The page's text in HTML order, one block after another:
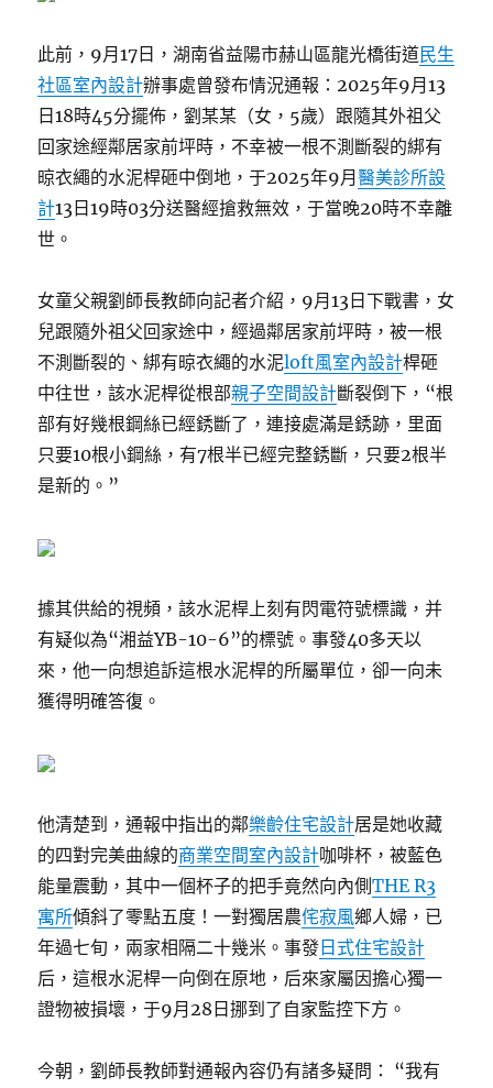
此前，9月17日，湖南省益陽市赫山區龍光橋街道民生
社區室內設計辦事處曾發布情況通報：2025年9月13
日18時45分擺佈，劉某某（女，5歲）跟隨其外祖父
回家途經鄰居家前坪時，不幸被一根不測斷裂的綁有
晾衣繩的水泥桿砸中倒地，于2025年9月醫美診所設
計13日19時03分送醫經搶救無效，于當晚20時不幸離
世。
女童父親劉師長教師向記者介紹，9月13日下戰書，女
兒跟隨外祖父回家途中，經過鄰居家前坪時，被一根
不測斷裂的、綁有晾衣繩的水泥loft風室內設計桿砸
中往世，該水泥桿從根部親子空間設計斷裂倒下，“根
部有好幾根鋼絲已經銹斷了，連接處滿是銹跡，里面
只要10根小鋼絲，有7根半已經完整銹斷，只要2根半
是新的。”
據其供給的視頻，該水泥桿上刻有閃電符號標識，并
有疑似為“湘益YB-10-6”的標號。事發40多天以
來，他一向想追訴這根水泥桿的所屬單位，卻一向未
獲得明確答復。
他清楚到，通報中指出的鄰樂齡住宅設計居是她收藏
的四對完美曲線的商業空間室內設計咖啡杯，被藍色
能量震動，其中一個杯子的把手竟然向內側THE R3
寓所傾斜了零點五度！一對獨居農侘寂風鄉人婦，已
年過七旬，兩家相隔二十幾米。事發日式住宅設計
后，這根水泥桿一向倒在原地，后來家屬因擔心獨一
證物被損壞，于9月28日挪到了自家監控下方。
今朝，劉師長教師對通報內容仍有諸多疑問： “我有